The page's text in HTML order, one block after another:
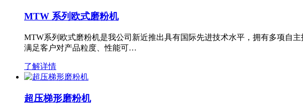
MTW 系列欧式磨粉机
MTW系列欧式磨粉机是我公司新近推出具有国际先进技术水平，拥有多项自
满足客户对产品粒度、性能可…
了解详情
超压梯形磨粉机